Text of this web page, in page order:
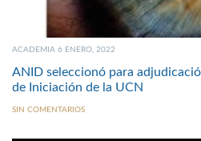
ACADEMIA 6 ENERO, 2022
ANID seleccionó para
de Iniciación de la UCN
SIN COMENTARIOS